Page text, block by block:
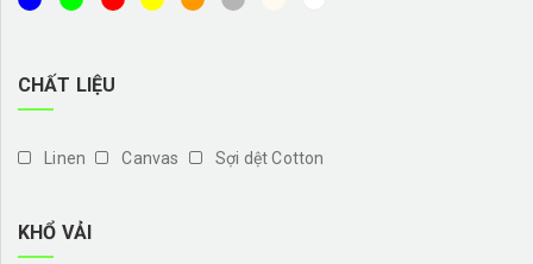
CHẤT LIỆU
Linen Canvas Sợi dệt Cotton
KHỔ VẢI